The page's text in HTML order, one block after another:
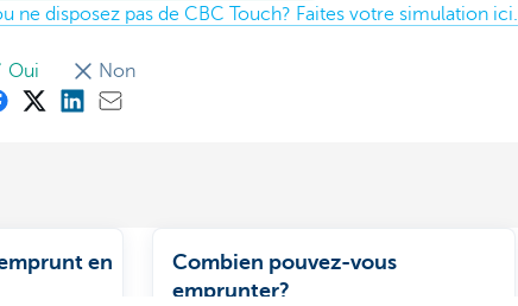
ne disposez pas de CBC Touch? Faites votre simulation ici.
Oui Non
en
Combien pouvez-vous
emprunter?